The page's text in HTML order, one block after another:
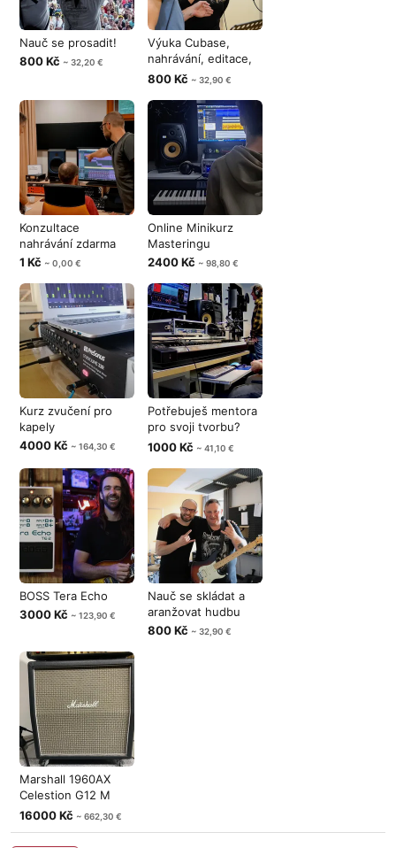
Nauč se prosadit!
800 Kč ~ 32,20 €
Výuka Cubase,
nahrávání, editace,
mixing a ma
800 Kč ~ 32,90 €
Konzultace
nahrávání zdarma
1 Kč ~ 0,00 €
Online Minikurz
Masteringu
2400 Kč ~ 98,80 €
Kurz zvučení pro
kapely
4000 Kč ~ 164,30 €
Potřebuješ mentora
pro svoji tvorbu?
Nebo se
1000 Kč ~ 41,10 €
BOSS Tera Echo
3000 Kč ~ 123,90 €
Nauč se skládat a
aranžovat hudbu
800 Kč ~ 32,90 €
Marshall 1960AX
Celestion G12 M
Greenback
16000 Kč ~ 662,30 €